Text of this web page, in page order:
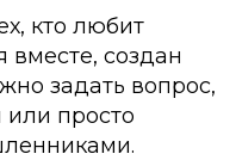
кто любит
вместе, создан
задать вопрос,
или просто